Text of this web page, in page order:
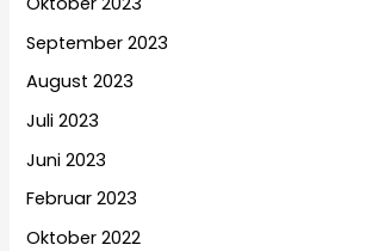
September 2023
August 2023
Juli 2023
Juni 2023
Februar 2023
Oktober 2022